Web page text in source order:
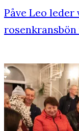
Påve Leo